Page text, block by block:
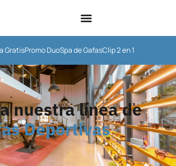
GratisPromo DuoSpa de GafasClip 2 en 1
nuestra línea de
Deportivas